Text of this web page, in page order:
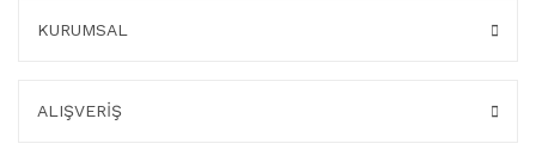
KURUMSAL
ALIŞVERİŞ